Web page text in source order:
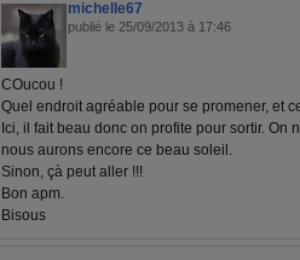
michelle67
publié le 25/09/2013 à 17:46
COucou !
Quel endroit agréable pour se promener, et
Ici, il fait beau donc on profite pour sortir. On
nous aurons encore ce beau soleil.
Sinon, çà peut aller !!!
Bon apm.
Bisous